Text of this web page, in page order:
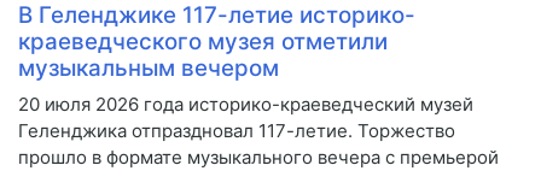
В Геленджике 117-летие историко-
краеведческого музея отметили
музыкальным вечером
20 июля 2026 года историко-краеведческий музей
Геленджика отпраздновал 117-летие. Торжество
прошло в формате музыкального вечера с премьерой